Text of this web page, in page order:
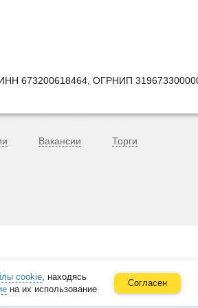
673200618464, ОГРНИП
cookie, находясь
на их использование
Согласен
Вакансии Торги